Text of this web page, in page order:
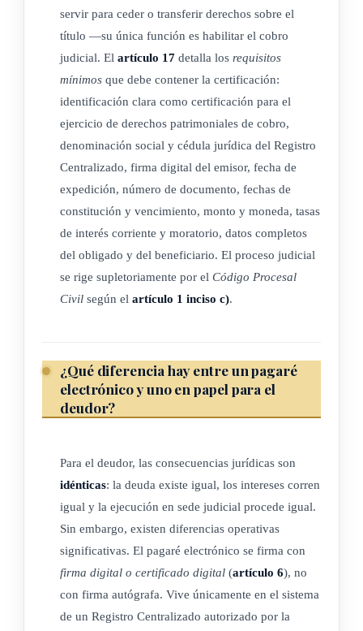
endoso, circulación, afectación, gravamen, embargo y
cualquier acto cambiario, sobre estos:
presente ley será aplicada de modo que excluya, restrinja
o prive de efecto jurídico cualquier método,
procedimiento, dispositivo o tecnología para crear,
circular o realizar cualquier acto cambiario respecto de
una letra de cambio o pagaré electrónicos. Como
consecuencia de lo anterior, y para todos los efectos
legales, la inscripción y los actos cambiarios que sobre la
letra de cambio y pagaré se efectúen podrán realizarse
utilizando cualquier tipo de tecnología disponible que se
considere apropiada y adecuada, siempre y cuando se
tecnología utilizada deberá garantizar autenticidad,
integridad, disponibilidad, accesibilidad y trazabilidad del
título electrónico desde su emisión y durante todo el
b) Equivalencia funcional: la letra de cambio y pagaré
electrónicos tendrán el mismo valor,eficaciaprobatoria y
carácter ejecutivo de su equivalente en papel. En
cualquier norma jurídica que se haga referencia a una
letra de cambio o pagaré se reconocerá de igual manera
tanto los emitidos en papel como los electrónicos, y estos
conservarán todos los derechos, las acciones y las
prerrogativas propias de su naturaleza, consagradas en el
servir para ceder o transferir derechos sobre el
título —su única función es habilitar el cobro
judicial. El artículo 17 detalla los requisitos
mínimos que debe contener la certificación:
identificación clara como certificación para el
ejercicio de derechos patrimoniales de cobro,
denominación social y cédula jurídica del Registro
Centralizado, firma digital del emisor, fecha de
expedición, número de documento, fechas de
constitución y vencimiento, monto y moneda, tasas
de interés corriente y moratorio, datos completos
del obligado y del beneficiario. El proceso judicial
se rige supletoriamente por el Código Procesal
Civil según el artículo 1 inciso c).
¿Qué diferencia hay entre un pagaré
electrónico y uno en papel para el
deudor?
Para el deudor, las consecuencias jurídicas son
idénticas: la deuda existe igual, los intereses corren
igual y la ejecución en sede judicial procede igual.
Sin embargo, existen diferencias operativas
significativas. El pagaré electrónico se firma con
firma digital o certificado digital (artículo 6), no
con firma autógrafa. Vive únicamente en el sistema
de un Registro Centralizado autorizado por la